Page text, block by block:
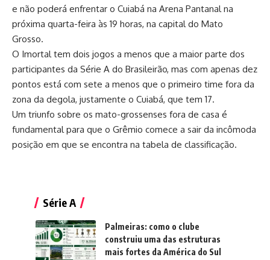
e não poderá enfrentar o Cuiabá na Arena Pantanal na
próxima quarta-feira às 19 horas, na capital do Mato
Grosso.
O Imortal tem dois jogos a menos que a maior parte dos
participantes da Série A do Brasileirão, mas com apenas dez
pontos está com sete a menos que o primeiro time fora da
zona da degola, justamente o Cuiabá, que tem 17.
Um triunfo sobre os mato-grossenses fora de casa é
fundamental para que o Grêmio comece a sair da incômoda
posição em que se encontra na tabela de classificação.
Série A
Palmeiras: como o clube
construiu uma das estruturas
mais fortes da América do Sul